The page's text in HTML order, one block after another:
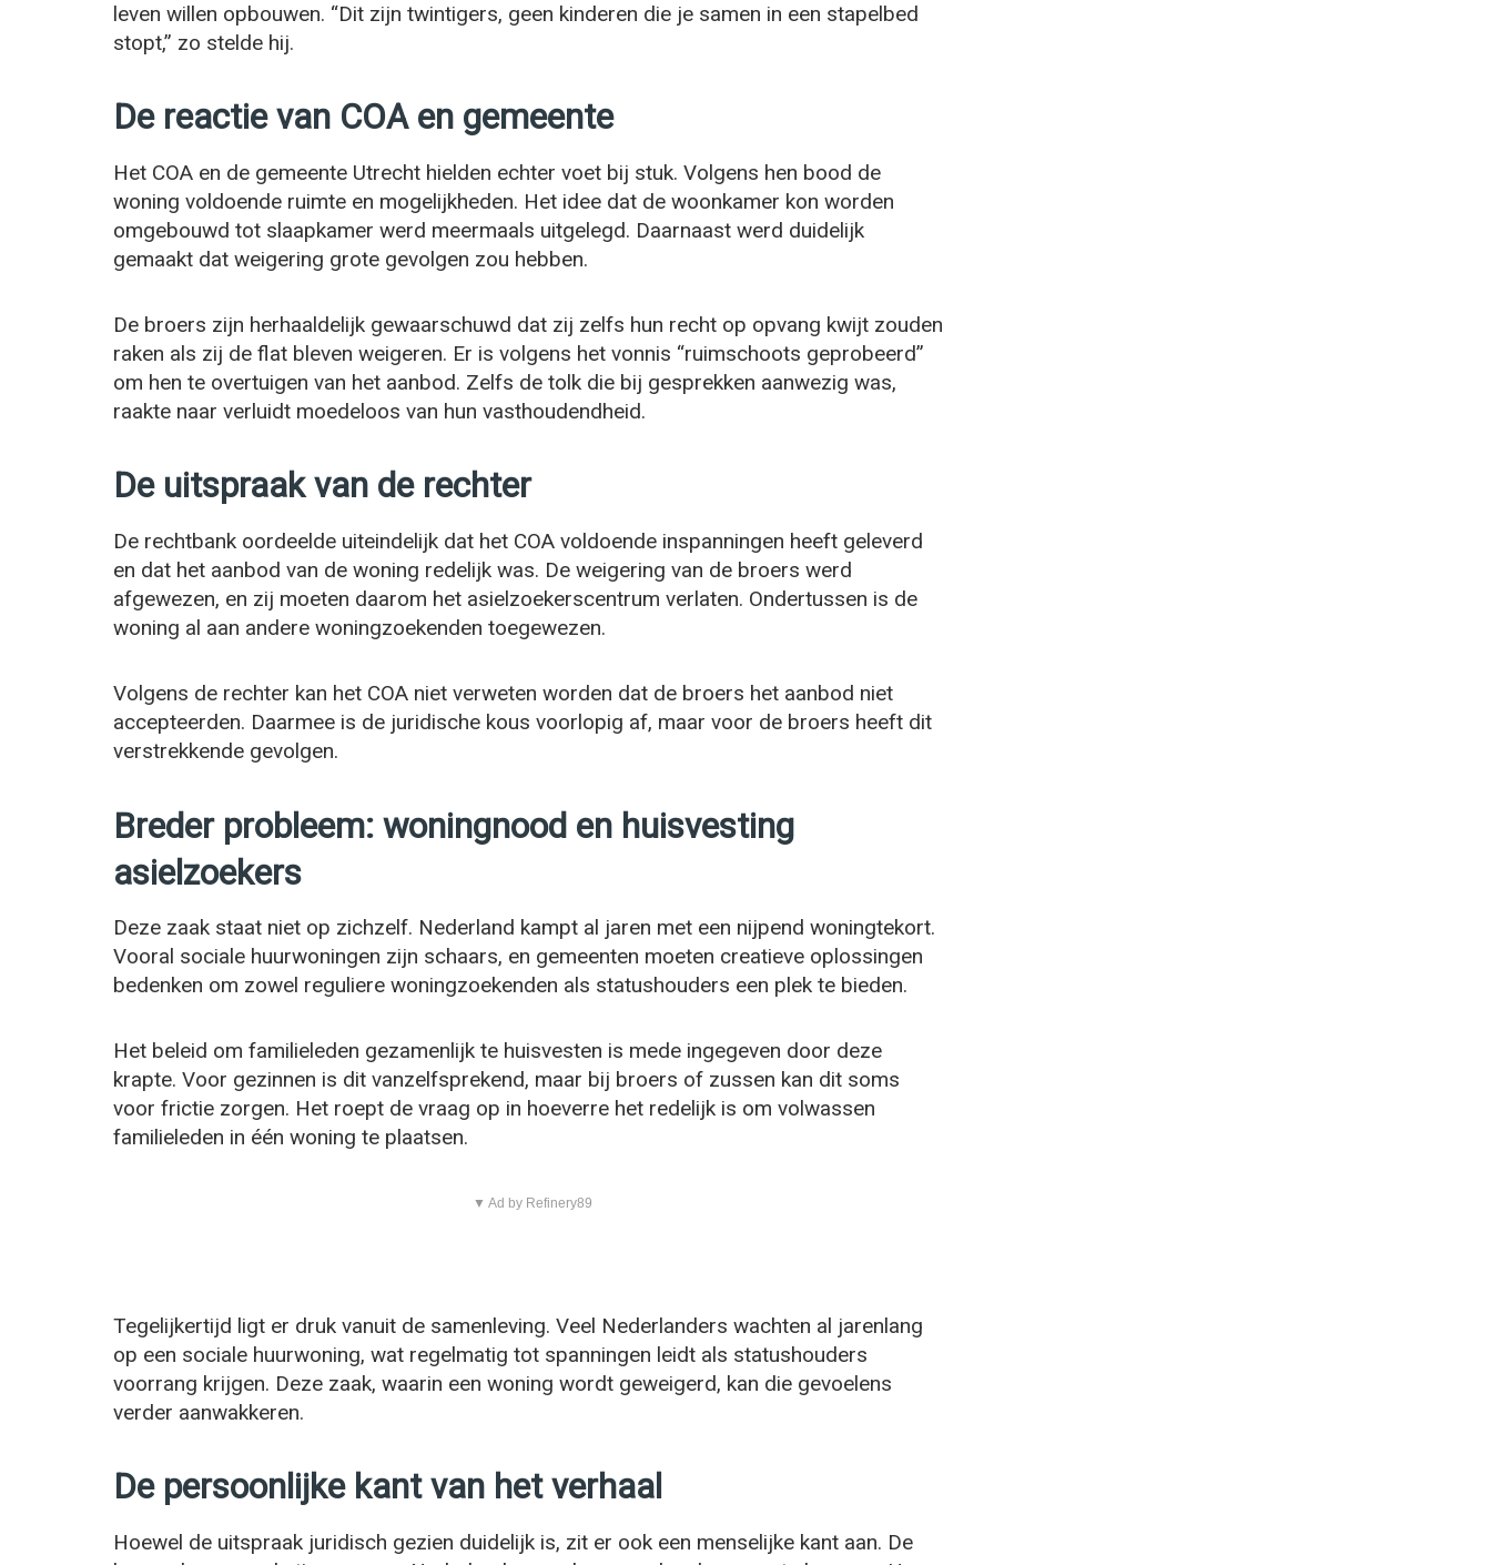
leven willen opbouwen. “Dit zijn twintigers, geen kinderen die je samen in een stapelbed
stopt,” zo stelde hij.
De reactie van COA en gemeente
Het COA en de gemeente Utrecht hielden echter voet bij stuk. Volgens hen bood de
woning voldoende ruimte en mogelijkheden. Het idee dat de woonkamer kon worden
omgebouwd tot slaapkamer werd meermaals uitgelegd. Daarnaast werd duidelijk
gemaakt dat weigering grote gevolgen zou hebben.
De broers zijn herhaaldelijk gewaarschuwd dat zij zelfs hun recht op opvang kwijt zouden
raken als zij de flat bleven weigeren. Er is volgens het vonnis “ruimschoots geprobeerd”
om hen te overtuigen van het aanbod. Zelfs de tolk die bij gesprekken aanwezig was,
raakte naar verluidt moedeloos van hun vasthoudendheid.
De uitspraak van de rechter
De rechtbank oordeelde uiteindelijk dat het COA voldoende inspanningen heeft geleverd
en dat het aanbod van de woning redelijk was. De weigering van de broers werd
afgewezen, en zij moeten daarom het asielzoekerscentrum verlaten. Ondertussen is de
woning al aan andere woningzoekenden toegewezen.
Volgens de rechter kan het COA niet verweten worden dat de broers het aanbod niet
accepteerden. Daarmee is de juridische kous voorlopig af, maar voor de broers heeft dit
verstrekkende gevolgen.
Breder probleem: woningnood en huisvesting
asielzoekers
Deze zaak staat niet op zichzelf. Nederland kampt al jaren met een nijpend woningtekort.
Vooral sociale huurwoningen zijn schaars, en gemeenten moeten creatieve oplossingen
bedenken om zowel reguliere woningzoekenden als statushouders een plek te bieden.
Het beleid om familieleden gezamenlijk te huisvesten is mede ingegeven door deze
krapte. Voor gezinnen is dit vanzelfsprekend, maar bij broers of zussen kan dit soms
voor frictie zorgen. Het roept de vraag op in hoeverre het redelijk is om volwassen
familieleden in één woning te plaatsen.
▼ Ad by Refinery89
Tegelijkertijd ligt er druk vanuit de samenleving. Veel Nederlanders wachten al jarenlang
op een sociale huurwoning, wat regelmatig tot spanningen leidt als statushouders
voorrang krijgen. Deze zaak, waarin een woning wordt geweigerd, kan die gevoelens
verder aanwakkeren.
De persoonlijke kant van het verhaal
Hoewel de uitspraak juridisch gezien duidelijk is, zit er ook een menselijke kant aan. De